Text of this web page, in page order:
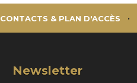
CONTACTS & PLAN D'ACCÈS
Newsletter